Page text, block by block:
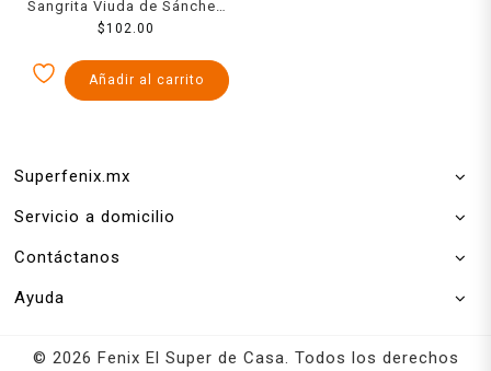
Sangrita Viuda de Sánchez
Sangrita 1 l
$102.00
Añadir al carrito
Superfenix.mx
Servicio a domicilio
Contáctanos
Ayuda
© 2026 Fenix El Super de Casa. Todos los derechos